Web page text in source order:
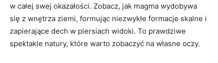
‍w ⁣całej swej okazałości. Zobacz, jak magma ⁤wydobywa
się z wnętrza ziemi, formując​ niezwykłe​ formacje skalne i
zapierające dech w piersiach widoki. To prawdziwe
spektakle natury, które warto zobaczyć na własne ⁤oczy.